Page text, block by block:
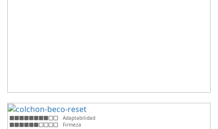
Adaptabilidad
Firmeza